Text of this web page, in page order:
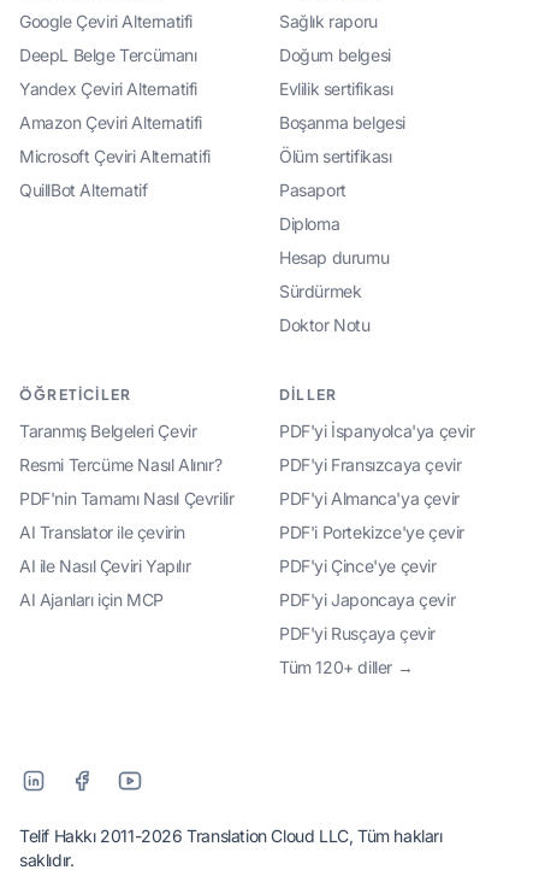
Google Çeviri Alternatifi
DeepL Belge Tercümanı
Yandex Çeviri Alternatifi
Amazon Çeviri Alternatifi
Microsoft Çeviri Alternatifi
QuillBot Alternatif
Sağlık raporu
Doğum belgesi
Evlilik sertifikası
Boşanma belgesi
Ölüm sertifikası
Pasaport
Diploma
Hesap durumu
Sürdürmek
Doktor Notu
ÖĞRETICILER
Taranmış Belgeleri Çevir
Resmi Tercüme Nasıl Alınır?
PDF'nin Tamamı Nasıl Çevrilir
AI Translator ile çevirin
AI ile Nasıl Çeviri Yapılır
AI Ajanları için MCP
DILLER
PDF'yi İspanyolca'ya çevir
PDF'yi Fransızcaya çevir
PDF'yi Almanca'ya çevir
PDF'i Portekizce'ye çevir
PDF'yi Çince'ye çevir
PDF'yi Japoncaya çevir
PDF'yi Rusçaya çevir
Tüm 120+ diller →
Telif Hakkı 2011-2026 Translation Cloud LLC, Tüm hakları
saklıdır.